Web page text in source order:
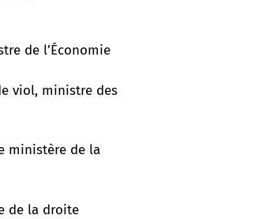
de l’Économie
viol, ministre des
ministère de la
de la droite